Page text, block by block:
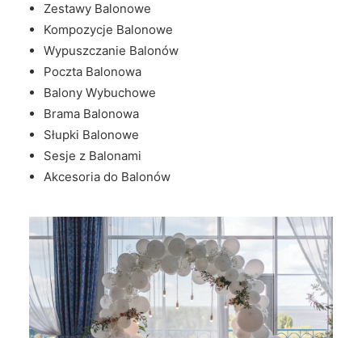
Zestawy Balonowe
Kompozycje Balonowe
Wypuszczanie Balonów
Poczta Balonowa
Balony Wybuchowe
Brama Balonowa
Słupki Balonowe
Sesje z Balonami
Akcesoria do Balonów